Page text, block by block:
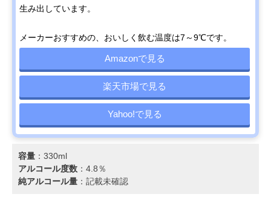
生み出しています。
メーカーおすすめの、おいしく飲む温度は7～9℃です。
Amazonで見る
楽天市場で見る
Yahoo!で見る
容量 ：330ml
アルコール度数 ：4.8％
純アルコール量 ：記載未確認